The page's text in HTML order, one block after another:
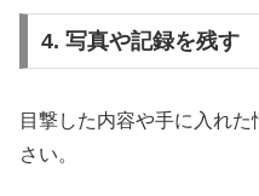
4. 写真や記録を残す
目撃した内容や手に入れ
さい。